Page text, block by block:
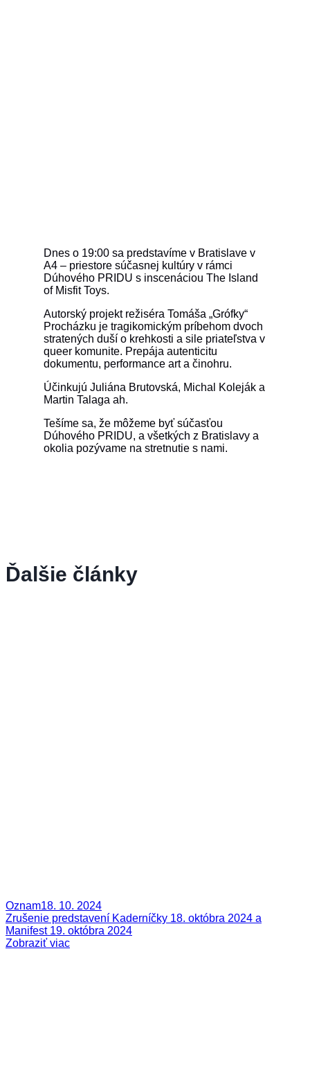
Dnes o 19:00 sa predstavíme v Bratislave v
A4 – priestore súčasnej kultúry v rámci
Dúhového PRIDU s inscenáciou The Island
of Misfit Toys.
Autorský projekt režiséra Tomáša „Grófky“
Procházku je tragikomickým príbehom dvoch
stratených duší o krehkosti a sile priateľstva v
queer komunite. Prepája autenticitu
dokumentu, performance art a činohru.
Účinkujú Juliána Brutovská, Michal Koleják a
Martin Talaga ah.
Tešíme sa, že môžeme byť súčasťou
Dúhového PRIDU, a všetkých z Bratislavy a
okolia pozývame na stretnutie s nami.
Ďalšie články
Oznam18. 10. 2024
Zrušenie predstavení Kaderníčky 18. októbra 2024 a
Manifest 19. októbra 2024
Zobraziť viac